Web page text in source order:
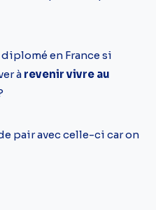
en France si
à revenir vivre au
pair avec celle-ci car on